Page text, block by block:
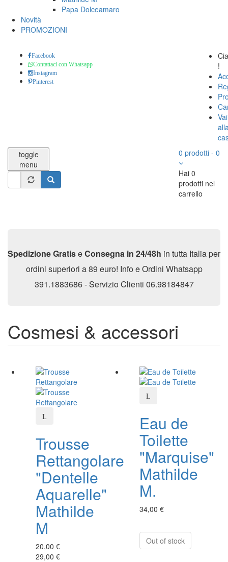
Papa Dolceamaro
Novità
PROMOZIONI
Facebook
Contattaci con Whatsapp
Instagram
Pinterest
!
Vai
toggle
menu
Form
0 prodotti - 0
Hai 0
prodotti nel
carrello
Spedizione GratiseConsegna in 24/48h in tutta Italia per
ordini superiori a 89 euro! Info e Ordini Whatsapp
391.1883686 - Servizio Clienti 06.98184847
Cosmesi & accessori
Trousse
Rettangolare
"Dentelle
Aquarelle"
Mathilde
M
20,00 €
29,00 €
Eau de
Toilette
"Marquise"
Mathilde
M.
34,00 €
Out of stock